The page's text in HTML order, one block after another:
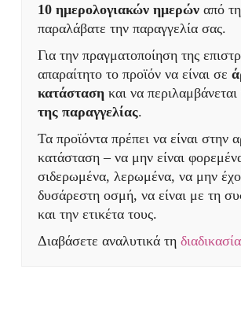
10 ημερολογιακών ημερώναπό
παραλάβατε την παραγγελία σας.
Για την πραγματοποίηση της
απαραίτητο το προϊόν να είναι σε
κατάστασηκαι να περιλαμβάνεται
της παραγγελίας.
Τα προϊόντα πρέπει να είναι στην
κατάσταση – να μην είναι
σιδερωμένα, λερωμένα, να μην
δυσάρεστη οσμή, να είναι με τη
και την ετικέτα τους.
Διαβάσετε αναλυτικά τη